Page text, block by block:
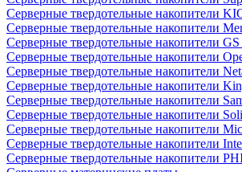
Cерверные твердотельные накопители
Cерверные твердотельные накопители
Cерверные твердотельные накопители GS
Серверные твердотельные накопители
Серверные твердотельные накопители
Cерверные твердотельные накопители
Cерверные твердотельные накопители
Cерверные твердотельные накопители
Cерверные твердотельные накопители
Cерверные твердотельные накопители
Cерверные твердотельные накопители